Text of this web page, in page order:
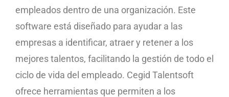
empleados dentro de una organización. Este
software está diseñado para ayudar a las
empresas a identificar, atraer y retener a los
mejores talentos, facilitando la gestión de todo el
ciclo de vida del empleado. Cegid Talentsoft
ofrece herramientas que permiten a los